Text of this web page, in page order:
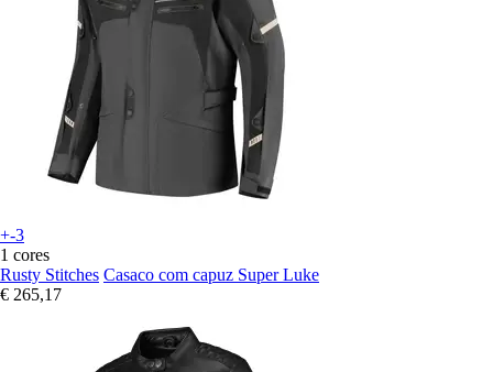
+-3
1 cores
Rusty Stitches Casaco com capuz Super Luke
€ 265,17